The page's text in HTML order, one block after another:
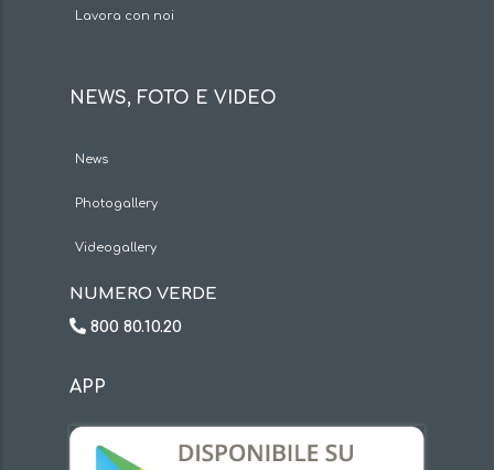
Lavora con noi
NEWS, FOTO E VIDEO
News
Photogallery
Videogallery
NUMERO VERDE
800 80.10.20
APP